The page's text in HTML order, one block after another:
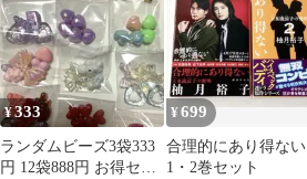
¥333
ランダムビーズ3袋333
円 12袋888円 お得セッ
¥699
合理的にあり得ない
1・2巻セット